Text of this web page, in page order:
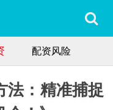
配资风险
法：精准捕捉